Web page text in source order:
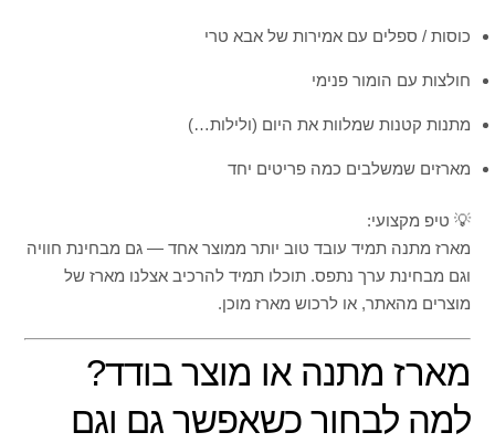
כוסות / ספלים עם אמירות של אבא טרי
חולצות עם הומור פנימי
מתנות קטנות שמלוות את היום (ולילות…)
מארזים שמשלבים כמה פריטים יחד
💡 טיפ מקצועי:
מארז מתנה תמיד עובד טוב יותר ממוצר אחד — גם מבחינת חוויה
וגם מבחינת ערך נתפס. תוכלו תמיד להרכיב אצלנו מארז של
מוצרים מהאתר, או לרכוש מארז מוכן.
מארז מתנה או מוצר בודד?
למה לבחור כשאפשר גם וגם